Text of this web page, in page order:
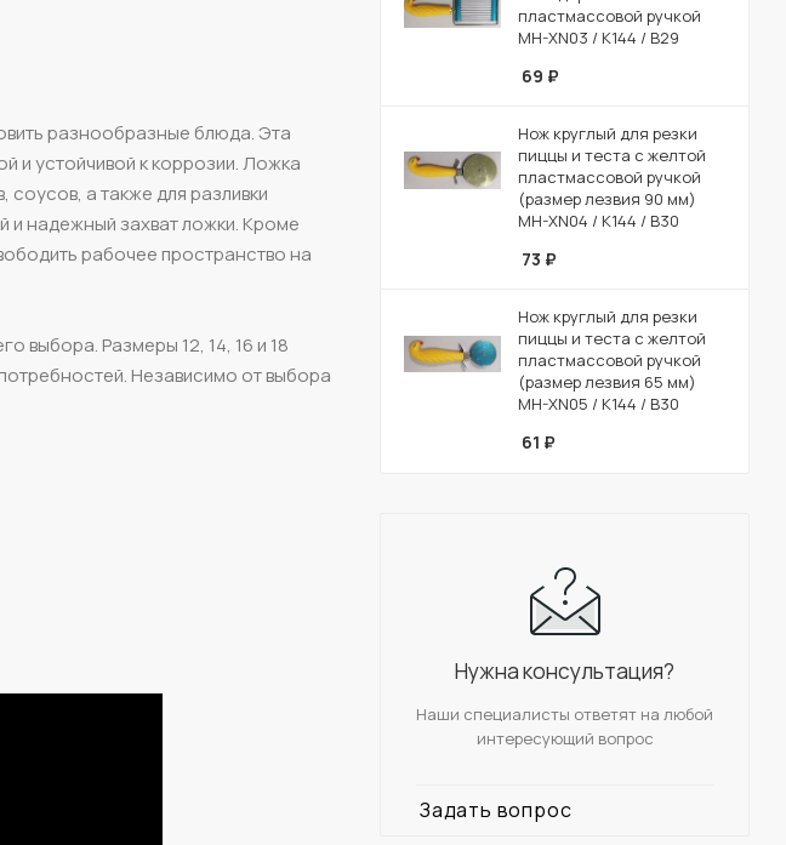
разнообразные блюда. Эта
и устойчивой к коррозии. Ложка
а также для разливки
и надежный захват ложки. Кроме
рабочее пространство на
выбора. Размеры 12, 14, 16 и 18
Независимо от выбора
пластмассовой ручкой
MH-XN03 / К144 / B29
69 ₽
Нож круглый для резки
пиццы и теста с желтой
пластмассовой ручкой
(размер лезвия 90 мм)
MH-XN04 / К144 / B30
73 ₽
Нож круглый для резки
пиццы и теста с желтой
пластмассовой ручкой
(размер лезвия 65 мм)
MH-XN05 / К144 / B30
61 ₽
Нужна консультация?
Наши специалисты ответят на любой
интересующий вопрос
Задать вопрос